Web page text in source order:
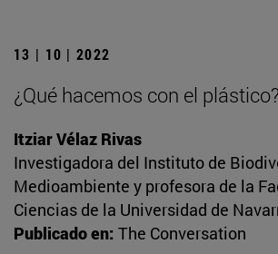
13 | 10 | 2022
¿Qué hacemos con el plástico?
Itziar Vélaz Rivas
Investigadora del Instituto de
Medioambiente y profesora de la
Ciencias de la Universidad de
Publicado en: The Conversation